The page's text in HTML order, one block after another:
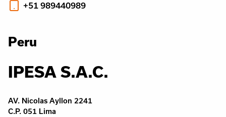
+51 989440989
Peru
IPESA S.A.C.
AV. Nicolas Ayllon 2241
C.P. 051 Lima